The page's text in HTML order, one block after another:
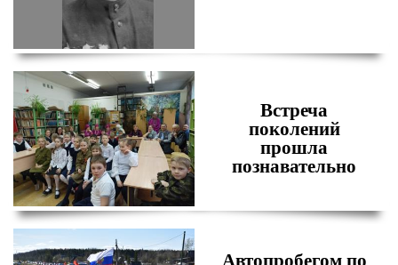
Встреча
поколений
прошла
познавательно
Автопробегом по